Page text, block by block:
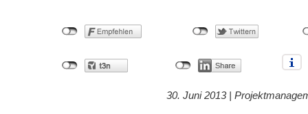
30. Juni 2013 |